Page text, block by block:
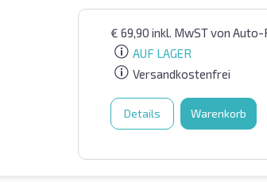
€ 69,90 inkl. MwSTvon Auto-
AUF LAGER
Versandkostenfrei
Details Warenkorb